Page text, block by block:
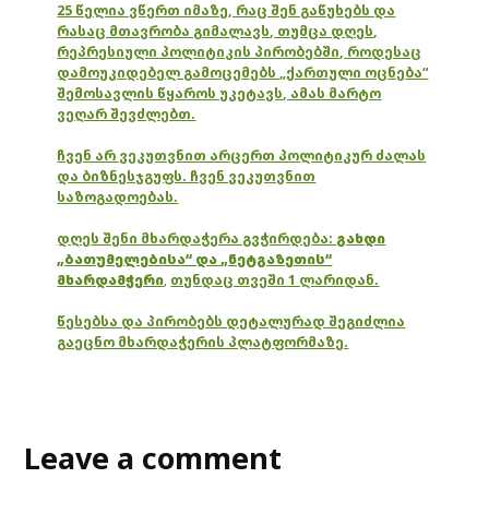
25 წელია ვწერთ იმაზე, რაც შენ გაწუხებს და
რასაც მთავრობა გიმალავს, თუმცა დღეს,
რეპრესიული პოლიტიკის პირობებში, როდესაც
დამოუკიდებელ გამოცემებს „ქართული ოცნება“
შემოსავლის წყაროს უკეტავს, ამას მარტო
ვეღარ შევძლებთ.
ჩვენ არ ვეკუთვნით არცერთ პოლიტიკურ ძალას
და ბიზნესჯგუფს. ჩვენ ვეკუთვნით
საზოგადოებას.
დღეს შენი მხარდაჭერა გვჭირდება: გახდი
„ბათუმელებისა“ და „ნეტგაზეთის“
მხარდამჭერი, თუნდაც თვეში 1 ლარიდან.
წესებსა და პირობებს დეტალურად შეგიძლია
გაეცნო მხარდაჭერის პლატფორმაზე.
Leave a comment